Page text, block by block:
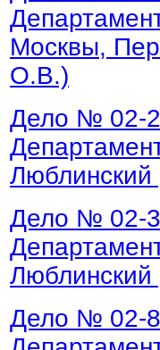
Москвы,
О.В.)
Дело № 02-
Люблинский
Дело № 02-
Люблинский
Дело № 02-